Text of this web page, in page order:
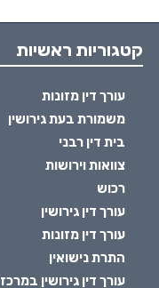
קטגוריות ראשיות
עורך דין מזונות
משמורת בעת גירושין
בית דין רבני
צוואות וירושות
רכוש
עורך דין גירושין
עורך דין מזונות
התרת נישואין
עורך דין גירושין במרכז